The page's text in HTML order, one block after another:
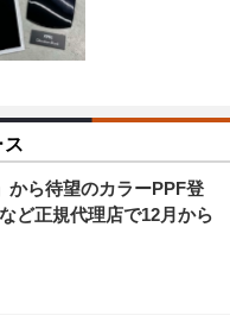
から待望のカラーPPF登
ど正規代理店で12月から